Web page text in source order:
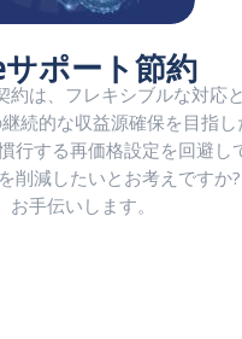
サポート節約
約は、フレキシブルな対応
続的な収益源確保を目指し
行する再価格設定を回避し
削減したいとお考えですか
手伝いします。